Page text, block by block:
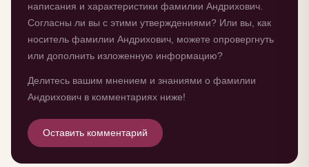
написания и характеристики фамилии Андрихович.
Согласны ли вы с этими утверждениями? Или вы, как
носитель фамилии Андрихович, можете опровергнуть
или дополнить изложенную информацию?
Делитесь вашим мнением и знаниями о фамилии
Андрихович в комментариях ниже!
Оставить комментарий